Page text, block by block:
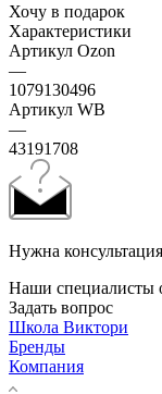
Хочу в подарок
Характеристики
Артикул Ozon
—
1079130496
Артикул WB
—
43191708
Нужна
Наши специалисты
Задать вопрос
Школа Виктори
Бренды
Компания